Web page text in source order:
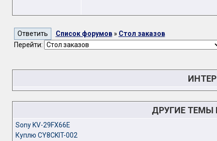
Список форумов» Стол заказов
Перейти:
ДРУГИЕ ТЕМЫ
Sony KV-29FX66E
Куплю CY8CKIT-002